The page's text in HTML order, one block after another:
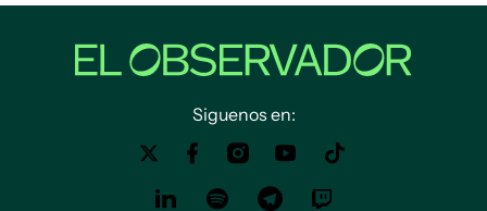
Siguenos en: